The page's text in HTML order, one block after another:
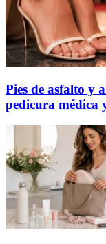
Pies de asfalto y
pedicura médica